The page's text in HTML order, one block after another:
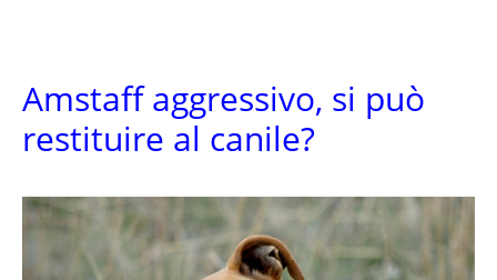
Amstaff aggressivo, si può
restituire al canile?